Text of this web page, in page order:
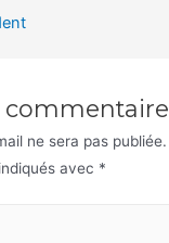
commentaire
ne sera pas publiée.
avec *